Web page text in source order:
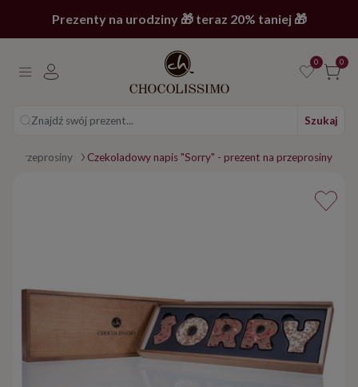
Prezenty na urodziny 🎁 teraz 20% taniej 🎁
0 0
Znajdź swój prezent... Szukaj
Przeprosiny Czekoladowy napis "Sorry" - prezent na przeprosiny